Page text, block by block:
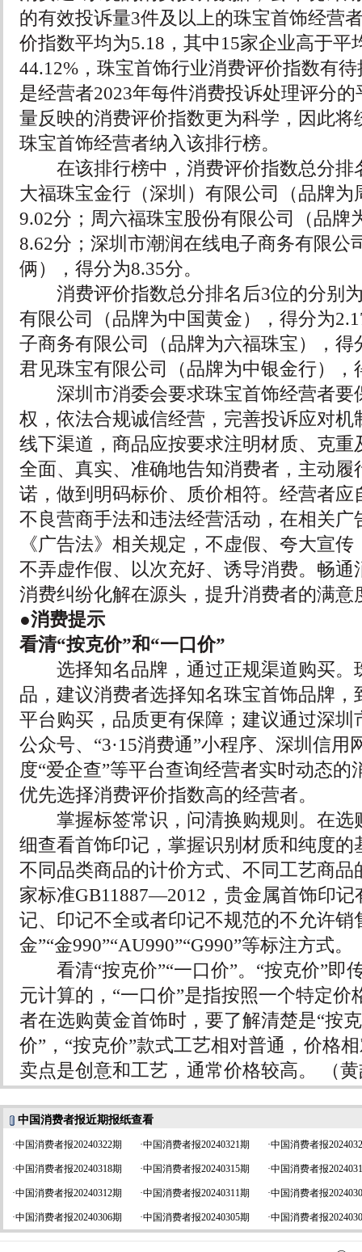
的有效投诉量3件及以上的珠宝首饰经营
价指数平均为5.18，其中15家企业高于平
44.12%，珠宝首饰行业消费评价指数有
是经营者2023年每件消费投诉处理评分
量反映的消费评价指数更为科学，因此将
珠宝首饰经营者纳入该排行榜。
在该排行榜中，消费评价指数总分排
大福珠宝金行（深圳）有限公司（品牌为
9.02分；周六福珠宝股份有限公司（品牌
8.62分；深圳市潮润在线电子商务有限公
俩），得分为8.35分。
消费评价指数总分排名后3位的分别
有限公司（品牌为中国黄金），得分为
子商务有限公司（品牌为六福珠宝），得
君见珠宝有限公司（品牌为中银金行），
深圳市消委会要求珠宝首饰经营者要
权，依法合规诚信经营，完善投诉应对机
线下渠道，商品应按要求注明材质、克重
全面、真实、准确地告知消费者，主动履
诺，做到明码标价、质价相符。经营者应
不良营商手法和违法经营活动，在相关广
《广告法》相关规定，不虚假、夸大宣
不弄虚作假、以次充好、诱导消费。畅通
消费纠纷化解在源头，提升消费者的满意
●消费提示
看清“按克价”和“一口价”
选择知名品牌，通过正规渠道购买。
品，建议消费者选择知名珠宝首饰品牌，
平台购买，品质更有保障；建议通过深圳
公众号、“3·15消费通”小程序、深圳信用
度“爱企查”等平台查询经营者实时动态的
优先选择消费评价指数高的经营者。
掌握标签常识，问清换购规则。在选
细查看首饰印记，掌握识别材质和纯度的
不同品类商品的计价方式、不同工艺商品
家标准GB11887—2012，贵金属首饰印
记、印记不全或者印记不规范的不允许销
金”“金990”“AU990”“G990”等标注方式。
看清“按克价”“一口价”。“按克价”即
元计算的，“一口价”是指按照一个特定价
者在选购黄金首饰时，要了解清楚是“按
价”，“按克价”款式工艺相对普通，价格
卖点是创意和工艺，通常价格较高。 （
中国消费者报近期报纸查看
·中国消费者报20240322期 ·中国消费者报20240321期 ·中国消费者报
·中国消费者报20240318期 ·中国消费者报20240315期 ·中国消费者报
·中国消费者报20240312期 ·中国消费者报20240311期 ·中国消费者报
·中国消费者报20240306期 ·中国消费者报20240305期 ·中国消费者报